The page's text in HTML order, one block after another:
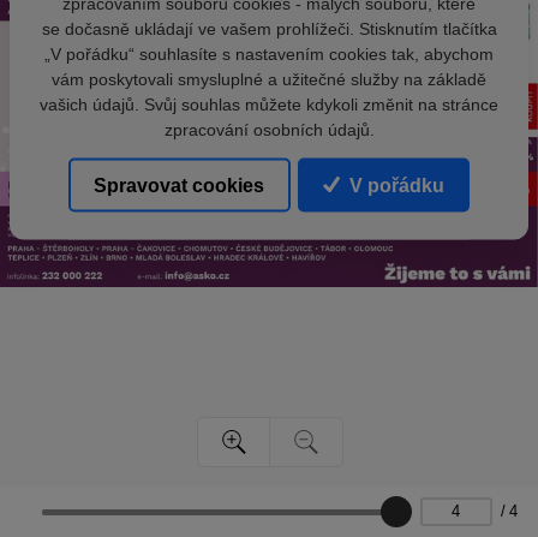
/ 4
se dočasně ukládají ve vašem prohlížeči. Stisknutím tlačítka
„V pořádku“ souhlasíte s nastavením cookies tak, abychom
vám poskytovali smysluplné a užitečné služby na základě
vašich údajů. Svůj souhlas můžete kdykoli změnit na stránce
zpracování osobních údajů.
Spravovat cookies V pořádku